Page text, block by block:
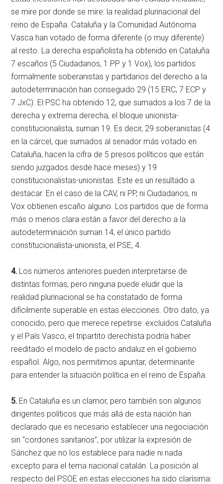
se mire por donde se mire: la realidad plurinacional del
reino de España. Cataluña y la Comunidad Autónoma
Vasca han votado de forma diferente (o muy diferente)
al resto. La derecha españolista ha obtenido en Cataluña
7 escaños (5 Ciudadanos, 1 PP y 1 Vox), los partidos
formalmente soberanistas y partidarios del derecho a la
autodeterminación han conseguido 29 (15 ERC, 7 ECP y
7 JxC). El PSC ha obtenido 12, que sumados a los 7 de la
derecha y extrema derecha, el bloque unionista-
constitucionalista, suman 19. Es decir, 29 soberanistas (4
en la cárcel, que sumados al senador más votado en
Cataluña, hacen la cifra de 5 presos políticos que están
siendo juzgados desde hace meses) y 19
constitucionalistas-unionistas. Este es un resultado a
destacar. En el caso de la CAV, ni PP, ni Ciudadanos, ni
Vox obtienen escaño alguno. Los partidos que de forma
más o menos clara están a favor del derecho a la
autodeterminación suman 14, el único partido
constitucionalista-unionista, el PSE, 4.
4. Los números anteriores pueden interpretarse de
distintas formas, pero ninguna puede eludir que la
realidad plurinacional se ha constatado de forma
difícilmente superable en estas elecciones. Otro dato, ya
conocido, pero que merece repetirse: excluidos Cataluña
y el País Vasco, el tripartito derechista podría haber
reeditado el modelo de pacto andaluz en el gobierno
español. Algo, nos permitimos apuntar, determinante
para entender la situación política en el reino de España.
5. En Cataluña es un clamor, pero también son algunos
dirigentes políticos que más allá de esta nación han
declarado que es necesario establecer una negociación
sin “cordones sanitarios”, por utilizar la expresión de
Sánchez que no los establece para nadie ni nada
excepto para el tema nacional catalán. La posición al
respecto del PSOE en estas elecciones ha sido clarísima: